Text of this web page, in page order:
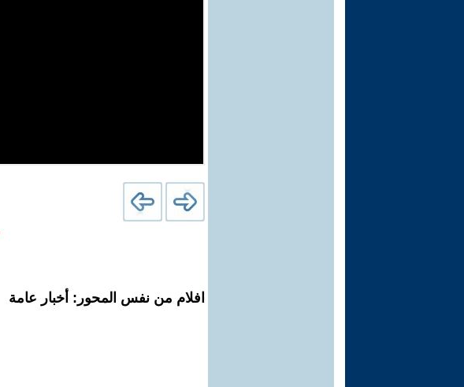
افلام من نفس المحور: أخبار عامة